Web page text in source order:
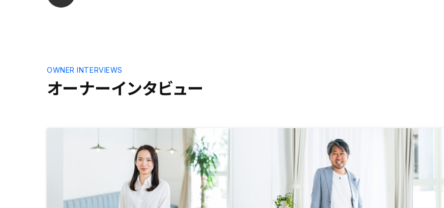
オーナーインタビュー
OWNER INTERVIEWS